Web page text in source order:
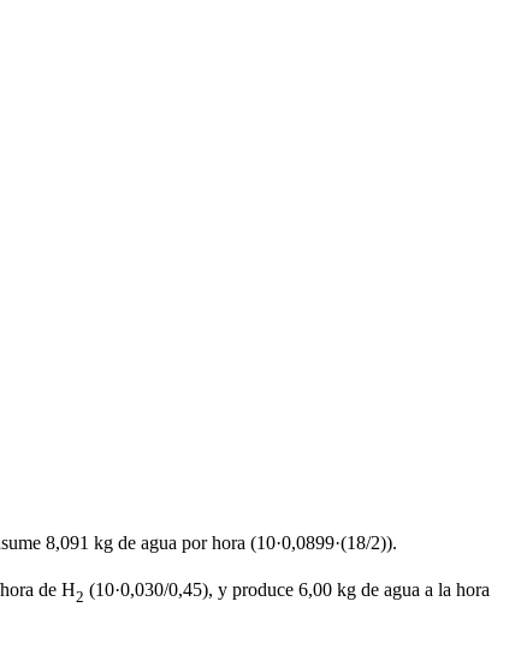
8,091 kg de agua por hora (10·0,0899·(18/2)).
de H2 (10·0,030/0,45), y produce 6,00 kg de agua a la hora